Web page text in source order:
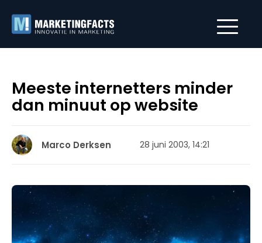
Meeste internetters minder
dan minuut op website
Marco Derksen 28 juni 2003, 14:21